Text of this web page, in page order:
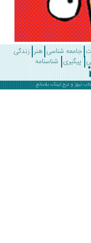
شناسی هنر زندگی
شناسنامه
درج لینک، بلامانع .